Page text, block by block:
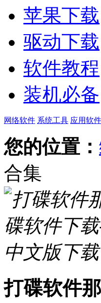
苹果下载
驱动下载
软件教程
装机必备
网络软件 系统工具 应用软件
您的位置：
合集
打碟软件